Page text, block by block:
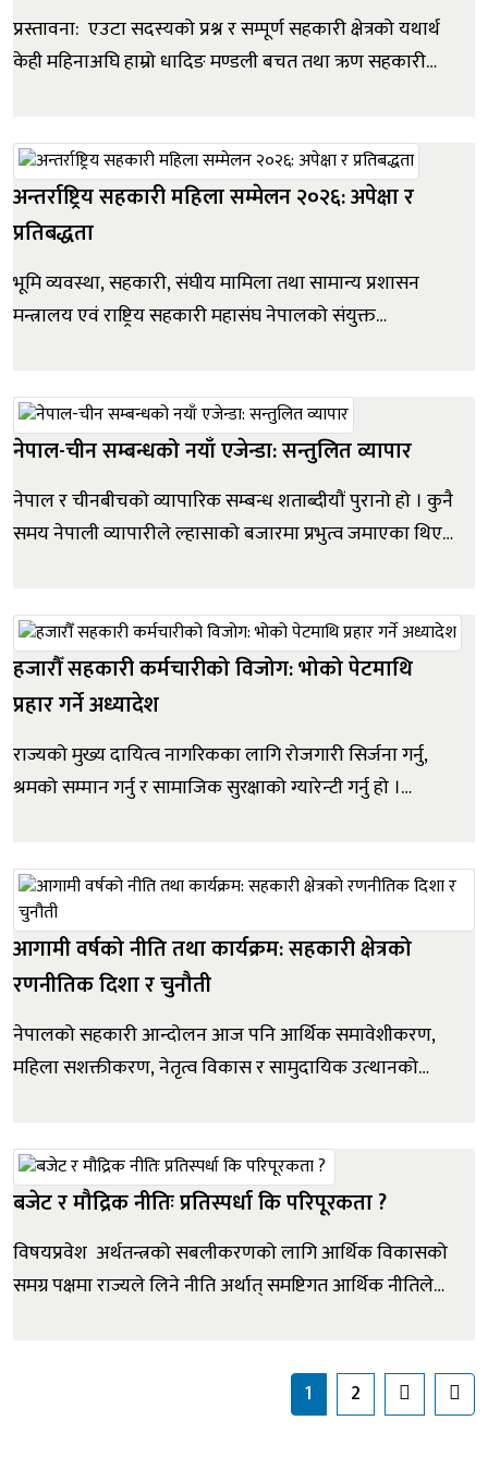
प्रस्तावना: एउटा सदस्यको प्रश्न र सम्पूर्ण सहकारी क्षेत्रको यथार्थ
केही महिनाअघि हाम्रो धादिङ मण्डली बचत तथा ऋण सहकारी
मुस्कुराउने प्रयास गर्नुभयो, तर अनुहारमा चिन्ता स्पष्ट...
अन्तर्राष्ट्रिय सहकारी महिला सम्मेलन २०२६: अपेक्षा र
प्रतिबद्धता
भूमि व्यवस्था, सहकारी, संघीय मामिला तथा सामान्य प्रशासन
मन्त्रालय एवं राष्ट्रिय सहकारी महासंघ नेपालको संयुक्त
सम्मेलन २०२६’ को सुखद् अवसरमा आयोजक संस्था र मेरो...
नेपाल-चीन सम्बन्धको नयाँ एजेन्डा: सन्तुलित व्यापार
नेपाल र चीनबीचको व्यापारिक सम्बन्ध शताब्दीयौं पुरानो हो । कुनै
समय नेपाली व्यापारीले ल्हासाको बजारमा प्रभुत्व जमाएका थिए
रुपैयाँभन्दा बढी सामान बेच्न सक्दैन । इतिहासले दिएको व्यापार...
हजारौँ सहकारी कर्मचारीको विजोग: भोको पेटमाथि
प्रहार गर्ने अध्यादेश
राज्यको मुख्य दायित्व नागरिकका लागि रोजगारी सिर्जना गर्नु,
श्रमको सम्मान गर्नु र सामाजिक सुरक्षाको ग्यारेन्टी गर्नु हो ।
जारी गरिएको सहकारी अध्यादेश, २०८३ ले ९२ अर्बको राष्ट्रिय पु...
आगामी वर्षको नीति तथा कार्यक्रम: सहकारी क्षेत्रको
रणनीतिक दिशा र चुनौती
नेपालको सहकारी आन्दोलन आज पनि आर्थिक समावेशीकरण,
महिला सशक्तीकरण, नेतृत्व विकास र सामुदायिक उत्थानको
जसमा आधाभन्दा बढी महिला सदस्य छन् । यसले ग्रामीण क्षेत्रमा
वित्तीय पहुँच नभएका समुदायलाई बचत&...
बजेट र मौद्रिक नीतिः प्रतिस्पर्धा कि परिपूरकता ?
विषयप्रवेश अर्थतन्त्रको सबलीकरणको लागि आर्थिक विकासको
समग्र पक्षमा राज्यले लिने नीति अर्थात् समष्टिगत आर्थिक नीतिले
नीतिहरूको तर्जुमा, कार्यान्वयन, अनुगमन तथा व्यवस्थापन भ...
1 2